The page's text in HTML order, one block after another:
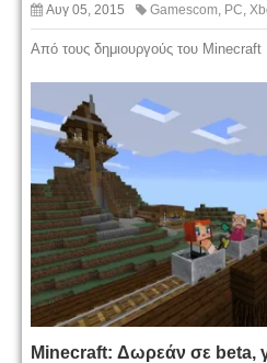
Αυγ 05, 2015 Gamescom, PC,
Από τους δημιουργούς του Minecraft
Minecraft: Δωρεάν σε beta,